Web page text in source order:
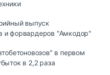
выпуск
и форвардеров "Амкодор"
в первом
в 2,2 раза